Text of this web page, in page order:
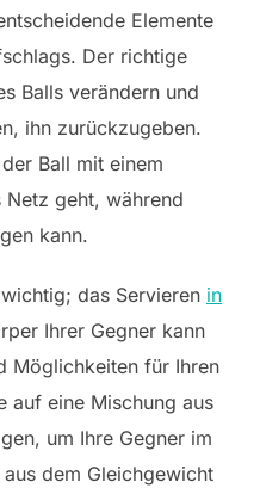
Elemente
Der richtige
Balls verändern und
ihn zurückzugeben.
Ball mit einem
geht, während
kann.
das Servieren in
Ihrer Gegner kann
Möglichkeiten für Ihren
auf eine Mischung aus
um Ihre Gegner im
dem Gleichgewicht